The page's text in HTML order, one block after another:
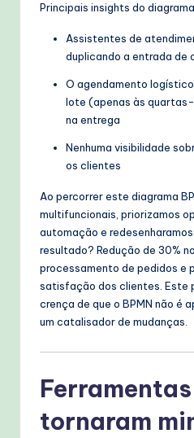
Principais insights do
Assistentes de
duplicando a entrada de
O agendamento
lote (apenas às
na entrega
Nenhuma visibilidade
os clientes
Ao percorrer este diagrama
multifuncionais, priorizamos
automação e
resultado? Redução de 30%
processamento de pedidos e
satisfação dos clientes. Este
crença de que o BPMN não é
um catalisador de mudanças.
tornaram